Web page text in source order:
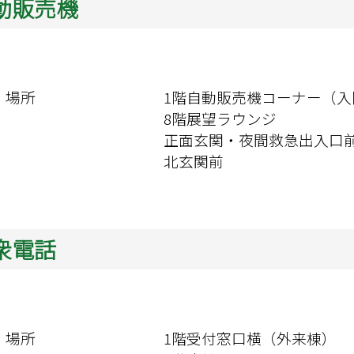
販売機
場所
1階自動販売機コーナー（入
8階展望ラウンジ
正面玄関・夜間救急出入口
北玄関前
電話
場所
1階受付窓口横（外来棟）